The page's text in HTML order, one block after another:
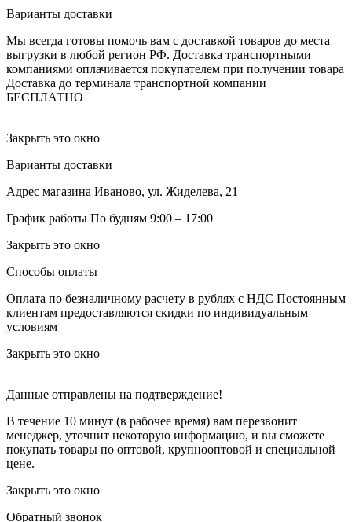
Варианты доставки
Мы всегда готовы помочь вам с доставкой товаров до места
выгрузки в любой регион РФ. Доставка транспортными
компаниями оплачивается покупателем при получении товара
Доставка до терминала транспортной компании
БЕСПЛАТНО
Закрыть это окно
Варианты доставки
Адрес магазина Иваново, ул. Жиделева, 21
График работы По будням 9:00 – 17:00
Закрыть это окно
Способы оплаты
Оплата по безналичному расчету в рублях с НДС Постоянным
клиентам предоставляются скидки по индивидуальным
условиям
Закрыть это окно
Данные отправлены на подтверждение!
В течение 10 минут (в рабочее время) вам перезвонит
менеджер, уточнит некоторую информацию, и вы сможете
покупать товары по оптовой, крупнооптовой и специальной
цене.
Закрыть это окно
Обратный звонок